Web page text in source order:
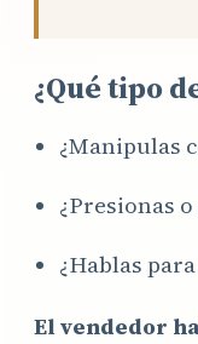
¿Qué tipo
¿Manipulas
¿Presionas
¿Hablas
El vendedor